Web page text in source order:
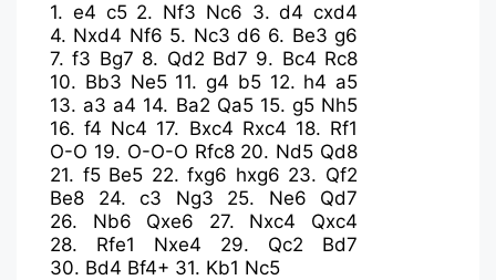
1. e4 c5 2. Nf3 Nc6 3.d4 cxd4
4. Nxd4 Nf6 5. Nc3 d6 6. Be3 g6
7.f3 Bg7 8. Qd2 Bd7 9. Bc4 Rc8
10. Bb3 Ne5 11. g4 b5 12. h4 a5
13. a3 a4 14. Ba2 Qa5 15. g5 Nh5
16.f4 Nc4 17. Bxc4 Rxc4 18. Rf1
O-O 19. O-O-O Rfc8 20. Nd5 Qd8
21. f5 Be5 22.fxg6 hxg6 23. Qf2
Be8
24. c3 Ng3 25. Ne6
Qd7
26. Nb6 Qxe6 27. Nxc4
Qxc4
28. Rfe1 Nxe4 29. Qc2
Bd7
30. Bd4 Bf4+ 31. Kb1 Nc5